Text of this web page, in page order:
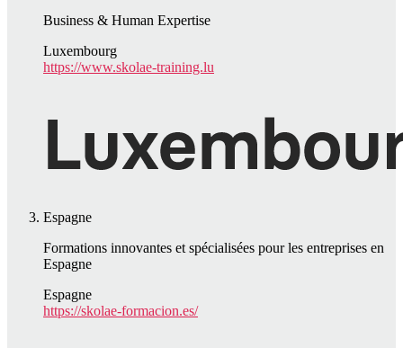
Business & Human Expertise
Luxembourg
https://www.skolae-training.lu
Espagne
Formations innovantes et spécialisées pour les entreprises en
Espagne
Espagne
https://skolae-formacion.es/